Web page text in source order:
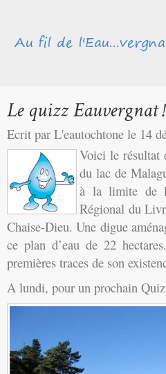
Ecrit par L'eautochtone le 14
Voici le résultat
du lac de
à la limite de
Régional du
Chaise-Dieu. Une digue
ce plan d’eau de 22
premières traces de son
A lundi, pour un prochain